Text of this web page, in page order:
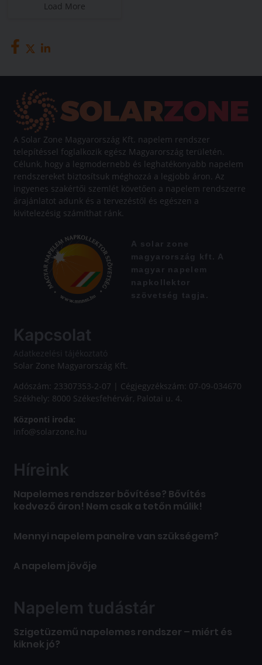
Load More
A Solar Zone Magyarország Kft. napelem rendszer
telepítéssel foglalkozik egész Magyarország területén.
Célunk, hogy a legmodernebb és leghatékonyabb napelem
rendszereket biztosítsuk méghozzá a legjobb áron. Az
ingyenes szakértői szemlét követően a napelem rendszerre
árajánlatot adunk és a tervezéstől és egészen a
kivitelezésig számíthat ránk.
A solar zone
magyarország kft. A
magyar napelem
napkollektor
szövetség tagja.
Kapcsolat
Adatkezelési tájékoztató
Solar Zone Magyarország Kft.
Adószám: 23307353-2-07 | Cégjegyzékszám: 07-09-034670
Székhely: 8000 Székesfehérvár, Palotai u. 4.
Központi iroda:
info@solarzone.hu
Híreink
Napelemes rendszer bővítése? Bővítés
kedvező áron! Nem csak a tetőn múlik!
Mennyi napelem panelre van szükségem?
A napelem jövője
Napelem tudástár
Szigetüzemű napelemes rendszer – miért és
kiknek jó?